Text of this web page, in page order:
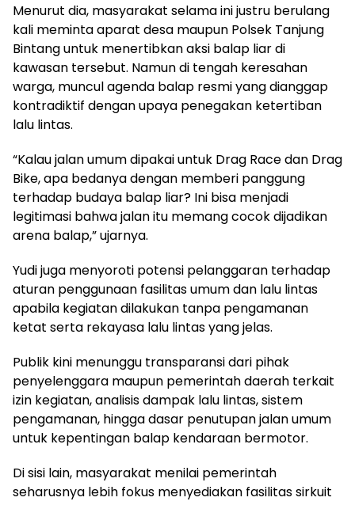
Menurut dia, masyarakat selama ini justru berulang
kali meminta aparat desa maupun Polsek Tanjung
Bintang untuk menertibkan aksi balap liar di
kawasan tersebut. Namun di tengah keresahan
warga, muncul agenda balap resmi yang dianggap
kontradiktif dengan upaya penegakan ketertiban
lalu lintas.
“Kalau jalan umum dipakai untuk Drag Race dan Drag
Bike, apa bedanya dengan memberi panggung
terhadap budaya balap liar? Ini bisa menjadi
legitimasi bahwa jalan itu memang cocok dijadikan
arena balap,” ujarnya.
Yudi juga menyoroti potensi pelanggaran terhadap
aturan penggunaan fasilitas umum dan lalu lintas
apabila kegiatan dilakukan tanpa pengamanan
ketat serta rekayasa lalu lintas yang jelas.
Publik kini menunggu transparansi dari pihak
penyelenggara maupun pemerintah daerah terkait
izin kegiatan, analisis dampak lalu lintas, sistem
pengamanan, hingga dasar penutupan jalan umum
untuk kepentingan balap kendaraan bermotor.
Di sisi lain, masyarakat menilai pemerintah
seharusnya lebih fokus menyediakan fasilitas sirkuit